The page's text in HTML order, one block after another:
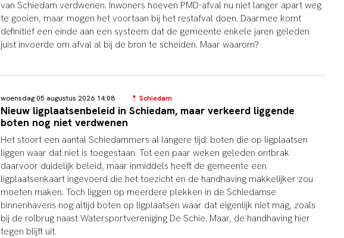
van Schiedam verdwenen. Inwoners hoeven PMD-afval nu niet langer apart weg
te gooien, maar mogen het voortaan bij het restafval doen. Daarmee komt
definitief een einde aan een systeem dat de gemeente enkele jaren geleden
juist invoerde om afval al bij de bron te scheiden. Maar waarom?
woensdag 05 augustus 2026 14:08 Schiedam
Nieuw ligplaatsenbeleid in Schiedam, maar verkeerd liggende
boten nog niet verdwenen
Het stoort een aantal Schiedammers al langere tijd: boten die op ligplaatsen
liggen waar dat niet is toegestaan. Tot een paar weken geleden ontbrak
daarvoor duidelijk beleid, maar inmiddels heeft de gemeente een
ligplaatsenkaart ingevoerd die het toezicht en de handhaving makkelijker zou
moeten maken. Toch liggen op meerdere plekken in de Schiedamse
binnenhavens nog altijd boten op ligplaatsen waar dat eigenlijk niet mag, zoals
bij de rolbrug naast Watersportvereniging De Schie. Maar, de handhaving hier
tegen blijft uit.